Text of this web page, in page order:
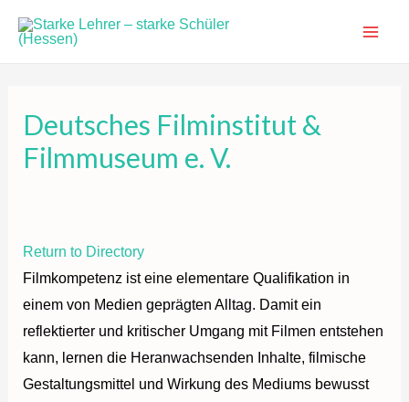
Inhalt
Deutsches Filminstitut &
Filmmuseum e. V.
Return to Directory
Filmkompetenz ist eine elementare Qualifikation in
einem von Medien geprägten Alltag. Damit ein
reflektierter und kritischer Umgang mit Filmen entstehen
kann, lernen die Heranwachsenden Inhalte, filmische
Gestaltungsmittel und Wirkung des Mediums bewusst